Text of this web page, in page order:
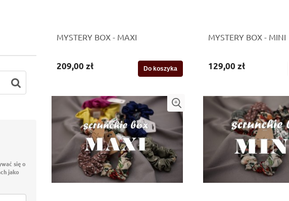
się o
jako
MYSTERY BOX - MAXI
209,00 zł Do koszyka
MYSTERY BOX - MINI
129,00 zł